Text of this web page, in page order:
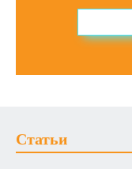
Статьи